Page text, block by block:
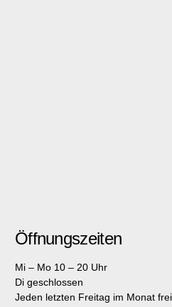
Öffnungszeiten
Mi – Mo 10 – 20 Uhr
Di geschlossen
Jeden letzten Freitag im Monat